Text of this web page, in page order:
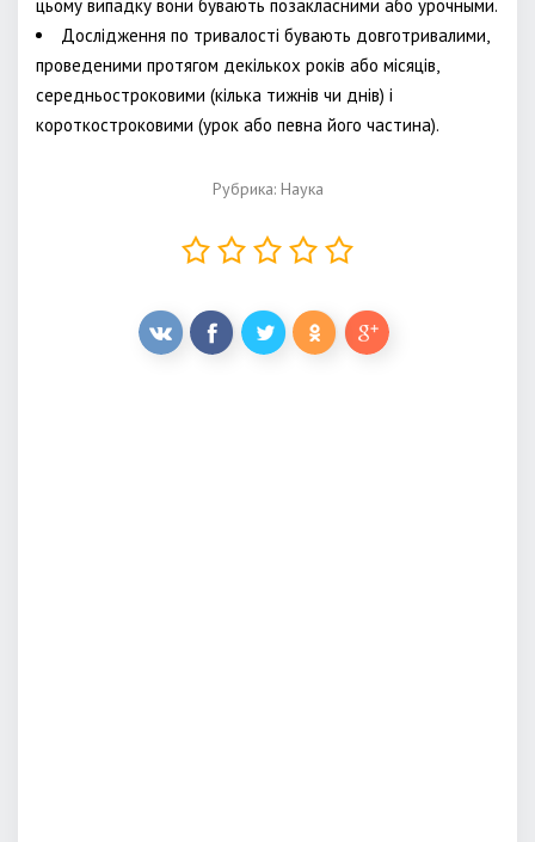
Рубрика: Наука
цьому випадку вони бувають позакласними або урочными.
Дослідження по тривалості бувають довготривалими,
проведеними протягом декількох років або місяців,
середньостроковими (кілька тижнів чи днів) і
короткостроковими (урок або певна його частина).